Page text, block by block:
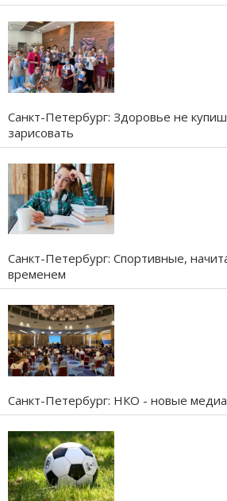
Санкт-Петербург: Здоровье не
зарисовать
Санкт-Петербург: Спортивные,
временем
Санкт-Петербург: НКО - новые